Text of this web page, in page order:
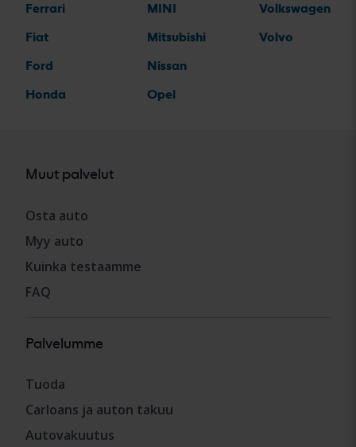
Ferrari
Fiat
Ford
Honda
MINI
Mitsubishi
Nissan
Opel
Volkswagen
Volvo
Muut palvelut
Osta auto
Myy auto
Kuinka testaamme
FAQ
Palvelumme
Tuoda
Carloans ja auton takuu
Autovakuutus